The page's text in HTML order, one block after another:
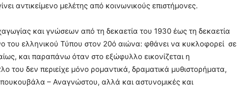
αντικείμενο μελέτης από κοινωνικούς επιστήμονες.
και γνώσεων από τη δεκαετία του 1930 έως τη δεκαετία
του ελληνικού Τύπου στον 20ό αιώνα: φθάνει να κυκλοφορεί σε
και παραπάνω όταν στο εξώφυλλο εικονίζεται η
του δεν περιείχε μόνο ρομαντικά, δραματικά μυθιστορήματα,
– Αναγνώστου, αλλά και αστυνομικές και